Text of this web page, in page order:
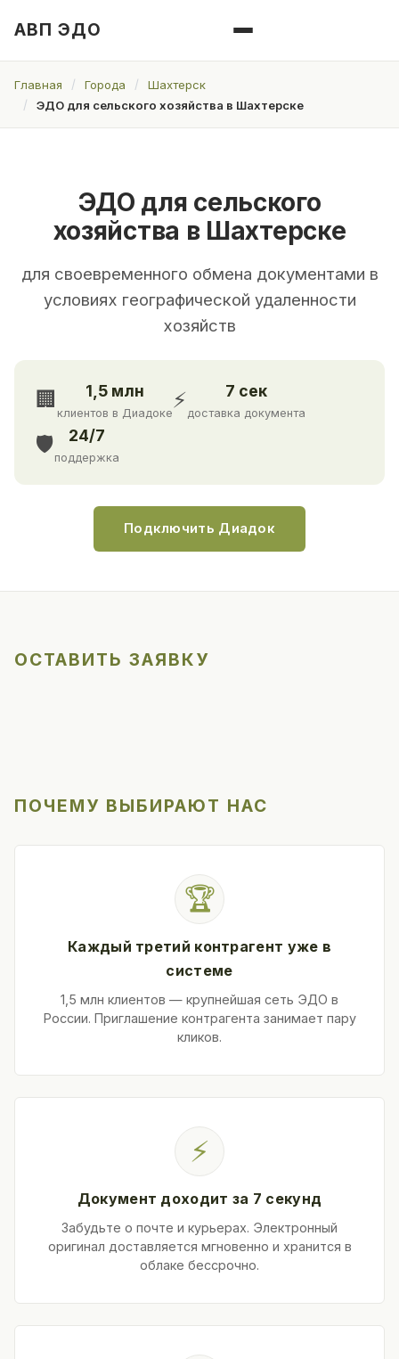
АВП ЭДО
Главная Города
Шахтерск
ЭДО для сельского хозяйства в Шахтерске
ЭДО для сельского
хозяйства в Шахтерске
для своевременного обмена документами в
условиях географической удаленности
хозяйств
🏢 1,5 млн
клиентов в Диадоке
⚡ 7 сек
доставка документа
🛡️ 24/7
поддержка
Подключить Диадок
ОСТАВИТЬ ЗАЯВКУ
ПОЧЕМУ ВЫБИРАЮТ НАС
🏆
Каждый третий контрагент уже в
системе
1,5 млн клиентов — крупнейшая сеть ЭДО в
России. Приглашение контрагента занимает пару
кликов.
⚡
Документ доходит за 7 секунд
Забудьте о почте и курьерах. Электронный
оригинал доставляется мгновенно и хранится в
облаке бессрочно.